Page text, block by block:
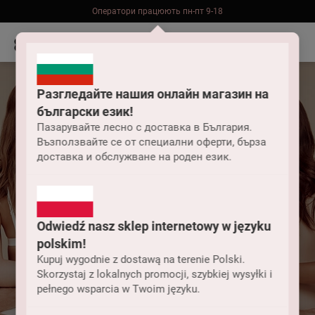
Разгледайте нашия онлайн магазин на
български език!
Пазарувайте лесно с доставка в България.
Възползвайте се от специални оферти, бърза
доставка и обслужване на роден език.
Odwiedź nasz sklep internetowy w języku
polskim!
Kupuj wygodnie z dostawą na terenie Polski.
Skorzystaj z lokalnych promocji, szybkiej wysyłki i
pełnego wsparcia w Twoim języku.
Оператори працюють пн-пт 9-18
Безкоштовна доставка до складу НП замовлень від 2000 грн
Що таке еластан?